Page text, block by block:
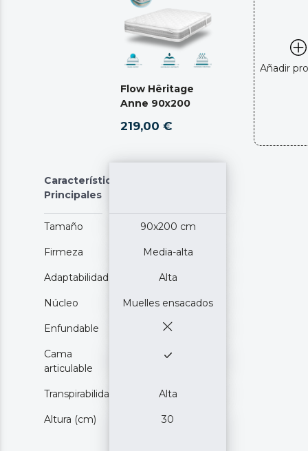
Flow Hêritage
Anne 90x200
219,00 €
Añadir
Características
Principales
Tamaño 90x200 cm
Firmeza Media-alta
Adaptabilidad Alta
Núcleo Muelles ensacados
Enfundable
Cama
articulable
Transpirabilidad Alta
Altura (cm) 30